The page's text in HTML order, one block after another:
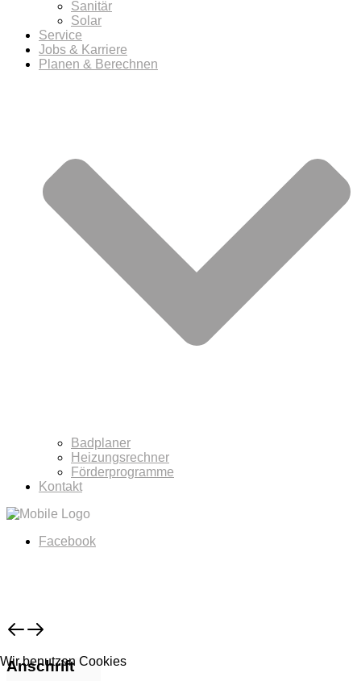
Sanitär
Solar
Service
Jobs & Karriere
Planen & Berechnen
Badplaner
Heizungsrechner
Förderprogramme
Kontakt
Facebook
Anschrift
Wir benutzen Cookies